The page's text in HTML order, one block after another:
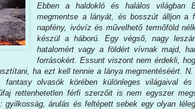
Ebben a haldokló és halálos világban
megmentse a lányát, és bosszút álljon a
napfény, ivóvíz és művelhető termőföld
készül a háború. Egy végső, nagy
hatalomért vagy a földért vívnak majd,
forrásokért. Essunt viszont nem érdekli,
ha ezt kell tennie a lánya megmentéséért.
olvasók körében különleges világaival
rettenhetetlen férfi szerzőit is nem egyszer
gyilkosság, árulás és feltépett sebek egy olyan